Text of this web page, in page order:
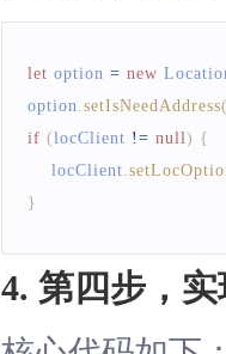
let option = new
option setIsNeedAddress
if (locClient != null) {
    locClient
}
4. 第四步，